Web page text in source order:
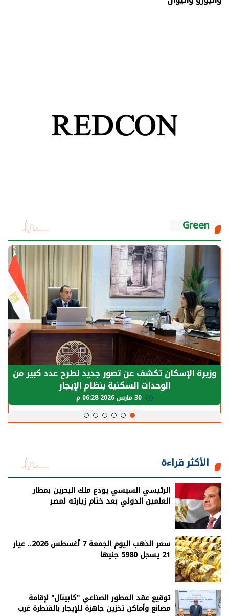
Green
وزيرة الإسكان تكشف عن تصور جديد لطرح عدد كبير من
الوحدات السكنية بنظام الإيجار
الأكثر قراءة
الرئيسي السيسي يودع ملك البحرين بمطار
العلمين الدولي بعد ختام زيارته لمصر
سعر الذهب اليوم الجمعة 7 أغسطس 2026.. عيار
21 يسجل 5980 جنيها
توقيع عقد المطور الصناعي "كابيتال" لإقامة
مصانع وأماكن تخزين جاهزة للإيجار بالقنطرة غرب